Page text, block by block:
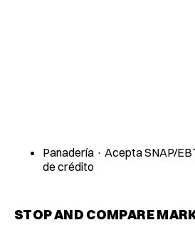
Panadería · Acepta SNAP/
de crédito
STOP AND COMPARE